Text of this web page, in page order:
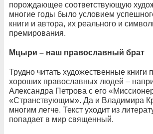
порождающее соответствующую
многие годы было условием
книги и автора, их реального и
премирования.
Мцыри – наш православный брат
Трудно читать художественные книги
хороших православных людей –
Александра Петрова с его
«Странствующим». Да и Владимира
многим легче. Текст уходит из
попадает в мир священный.